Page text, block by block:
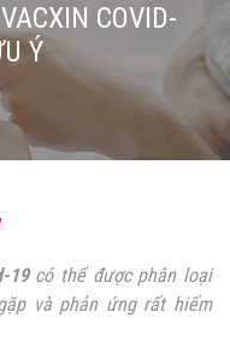
COVID-
Ý
19có thể được phân loại
và phản ứng rất hiếm